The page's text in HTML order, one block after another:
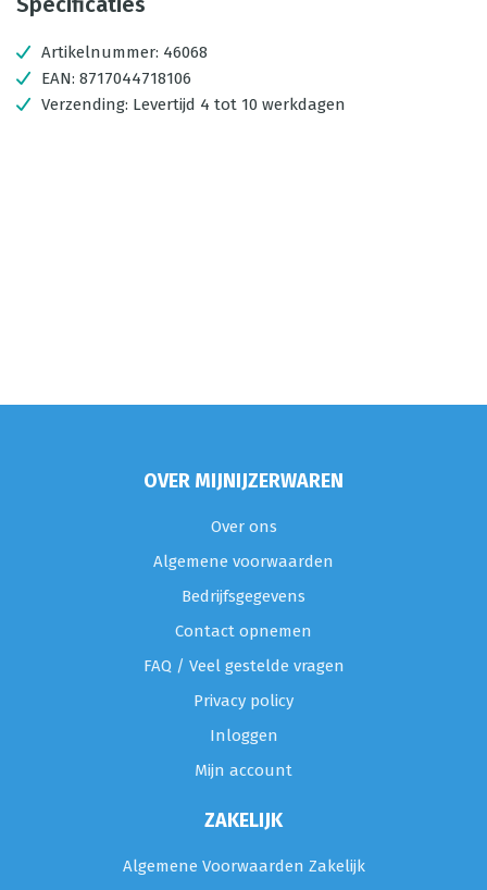
Artikelnummer: 46068
EAN: 8717044718106
Verzending: Levertijd 4 tot 10 werkdagen
OVER MIJNIJZERWAREN
Over ons
Algemene voorwaarden
Bedrijfsgegevens
Contact opnemen
FAQ / Veel gestelde vragen
Privacy policy
Inloggen
Mijn account
ZAKELIJK
Algemene Voorwaarden Zakelijk